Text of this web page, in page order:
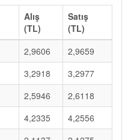
Alış
(TL)
Satış
(TL)
2,9606
2,9659
3,2918
3,2977
2,5946
2,6118
4,2335
4,2556